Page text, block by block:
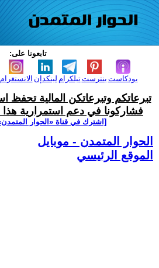
تابعونا على:
الانستغرام لينكدإن تيلكرامبنترست بودكاست
تبرعاتكم وتبرعاتكن المالية تحفظ
فشاركونا في دعم استمرارية هذا
[اشترك في قناة ‫«الحوار
الحوار المتمدن - موبايل
الموقع الرئيسي